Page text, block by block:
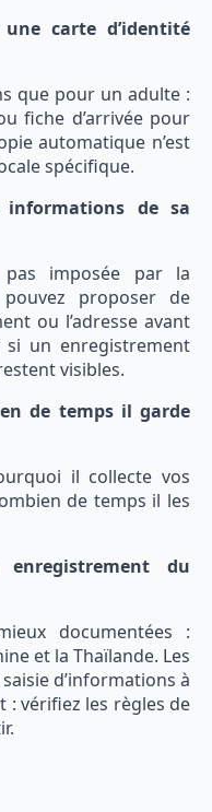
carte d’identité
que pour un adulte :
fiche d’arrivée pour
automatique n’est
spécifique.
informations de sa
imposée par la
proposer de
ou l’adresse avant
un enregistrement
visibles.
de temps il garde
il collecte vos
de temps il les
du
documentées :
et la Thaïlande. Les
d’informations à
: vérifiez les règles de